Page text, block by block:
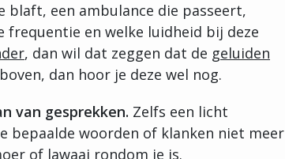
blaft, een ambulance die passeert,
frequentie en welke luidheid bij deze
, dan wil dat zeggen dat de geluiden
dan hoor je deze wel nog.
van gesprekken. Zelfs een licht
bepaalde woorden of klanken niet meer
of lawaai rondom je is.